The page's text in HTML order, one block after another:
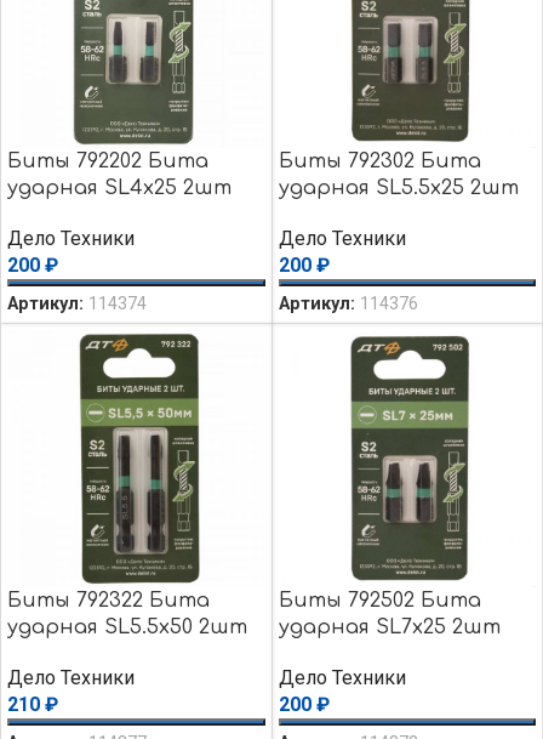
Биты 792202 Бита
ударная SL4х25 2шт
Дело Техники
200 ₽
Артикул: 114374
Биты 792302 Бита
ударная SL5.5х25 2шт
Дело Техники
200 ₽
Артикул: 114376
Биты 792322 Бита
ударная SL5.5х50 2шт
Дело Техники
210 ₽
Биты 792502 Бита
ударная SL7х25 2шт
Дело Техники
200 ₽